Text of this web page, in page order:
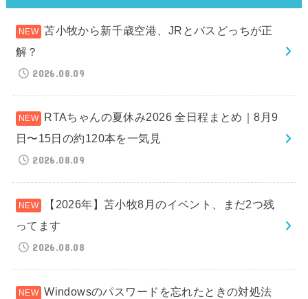
苫小牧から新千歳空港、JRとバスどっちが正
解？
2026.08.09
RTAちゃんの夏休み2026 全日程まとめ｜8月9
日〜15日の約120本を一気見
2026.08.09
【2026年】苫小牧8月のイベント、まだ2つ残
ってます
2026.08.08
Windowsのパスワードを忘れたときの対処法